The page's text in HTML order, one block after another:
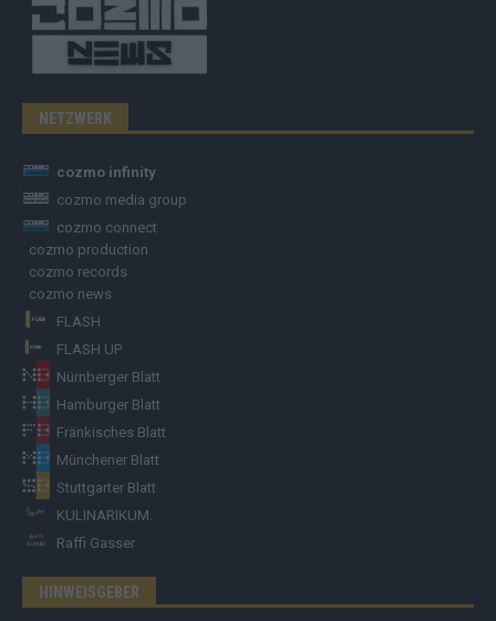
NETZWERK
cozmo infinity
cozmo media group
cozmo connect
cozmo production
cozmo records
cozmo news
FLASH
FLASH UP
Nürnberger Blatt
Hamburger Blatt
Fränkisches Blatt
Münchener Blatt
Stuttgarter Blatt
KULINARIKUM.
Raffi Gasser
HINWEISGEBER